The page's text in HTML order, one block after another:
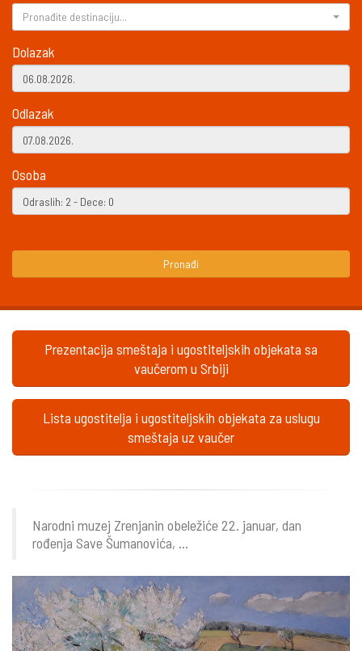
Pronađite destinaciju...
Dolazak
Odlazak
Osoba
Pronađi
Prezentacija smeštaja i ugostiteljskih objekata sa
vaučerom u Srbiji
Lista ugostitelja i ugostiteljskih objekata za uslugu
smeštaja uz vaučer
Narodni muzej Zrenjanin obeležiće 22. januar, dan
rođenja Save Šumanovića, ...